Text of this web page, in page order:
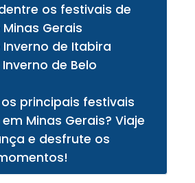
os festivais de
Gerais
Inverno de Itabira
de Belo
principais festivais
Minas Gerais? Viaje
e desfrute os